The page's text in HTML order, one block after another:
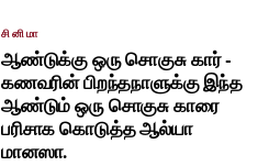
சினிமா
ஆண்டுக்கு ஒரு சொகுசு கார் -
கணவரின் பிறந்தநாளுக்கு இந்த
ஆண்டும் ஒரு சொகுசு காரை
பரிசாக கொடுத்த ஆல்யா
மானஸா.